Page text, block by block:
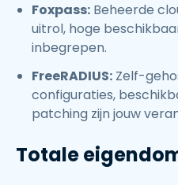
Foxpass: Beheerde
uitrol, hoge
inbegrepen.
FreeRADIUS: Zelf-
configuraties,
patching zijn jouw
Totale